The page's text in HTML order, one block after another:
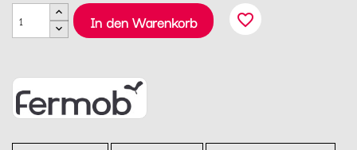
In den Warenkorb
favorite_border